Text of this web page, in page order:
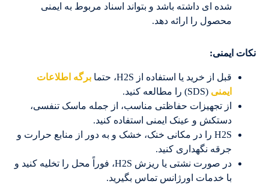
شده ای داشته باشد و بتواند اسناد مربوط به ایمنی
محصول را ارائه دهد.
نکات ایمنی:
قبل از خرید یا استفاده از H2S، حتما
برگه اطلاعات
ایمنی (SDS) را مطالعه کنید.
از تجهیزات حفاظتی مناسب، از جمله ماسک تنفسی،
دستکش و عینک ایمنی استفاده کنید.
H2S را در مکانی خنک، خشک و به دور از منابع حرارت و
جرقه نگهداری کنید.
در صورت نشتی یا ریزش H2S، فوراً محل را تخلیه کنید و
با خدمات اورژانس تماس بگیرید.